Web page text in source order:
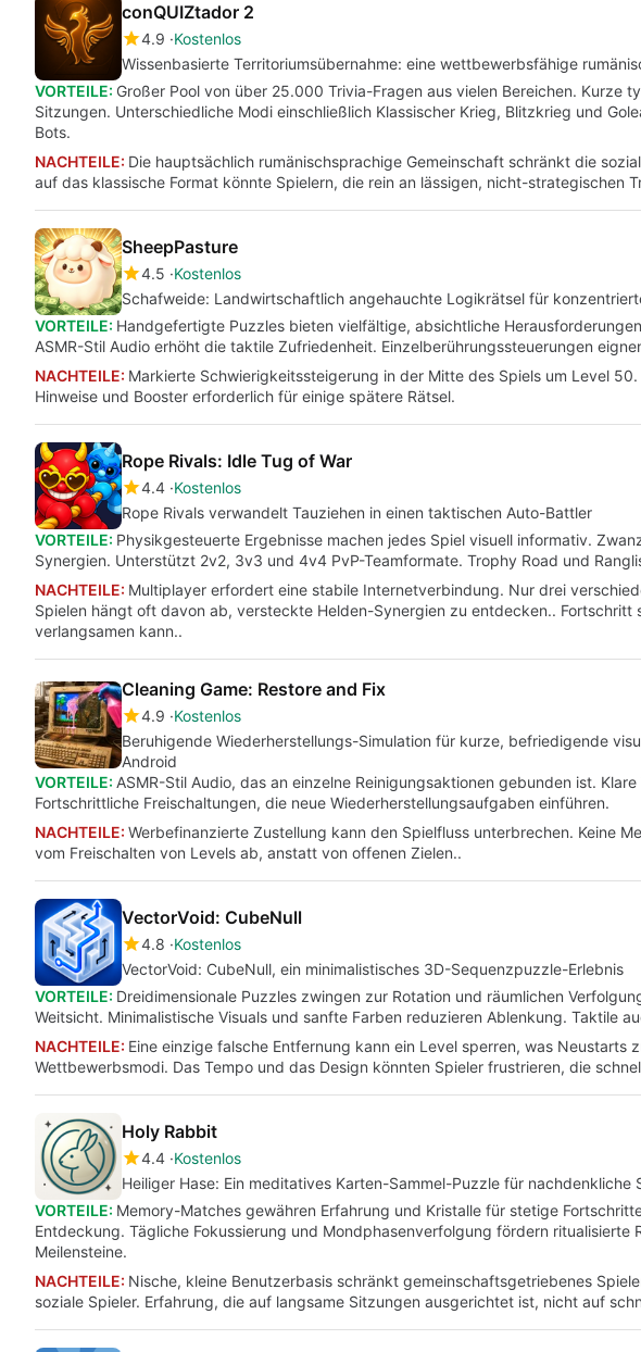
conQUIZtador 2
4.9 Kostenlos
Wissenbasierte Territoriumsübernahme: eine wettbewerbsfähige
VORTEILE: Großer Pool von über 25.000 Trivia-Fragen aus vielen Bereichen. Kurze
Sitzungen. Unterschiedliche Modi einschließlich Klassischer Krieg, Blitzkrieg und
Bots.
NACHTEILE: Die hauptsächlich rumänischsprachige Gemeinschaft schränkt die
auf das klassische Format könnte Spielern, die rein an lässigen, nicht-strategischen
SheepPasture
4.5 Kostenlos
Schafweide: Landwirtschaftlich angehauchte Logikrätsel für
VORTEILE: Handgefertigte Puzzles bieten vielfältige, absichtliche
ASMR-Stil Audio erhöht die taktile Zufriedenheit. Einzelberührungssteuerungen
NACHTEILE: Markierte Schwierigkeitssteigerung in der Mitte des Spiels um Level
Hinweise und Booster erforderlich für einige spätere Rätsel.
Rope Rivals: Idle Tug of War
4.4 Kostenlos
Rope Rivals verwandelt Tauziehen in einen taktischen Auto-Battler
VORTEILE: Physikgesteuerte Ergebnisse machen jedes Spiel visuell informativ.
Synergien. Unterstützt 2v2, 3v3 und 4v4 PvP-Teamformate. Trophy Road und
NACHTEILE: Multiplayer erfordert eine stabile Internetverbindung. Nur drei
Spielen hängt oft davon ab, versteckte Helden-Synergien zu entdecken..
verlangsamen kann..
Cleaning Game: Restore and Fix
4.9 Kostenlos
Beruhigende Wiederherstellungs-Simulation für kurze, befriedigende
Android
VORTEILE: ASMR-Stil Audio, das an einzelne Reinigungsaktionen gebunden ist.
Fortschrittliche Freischaltungen, die neue Wiederherstellungsaufgaben einführen.
NACHTEILE: Werbefinanzierte Zustellung kann den Spielfluss unterbrechen. Keine
vom Freischalten von Levels ab, anstatt von offenen Zielen..
VectorVoid: CubeNull
4.8 Kostenlos
VectorVoid: CubeNull, ein minimalistisches 3D-Sequenzpuzzle-Erlebnis
VORTEILE: Dreidimensionale Puzzles zwingen zur Rotation und räumlichen
Weitsicht. Minimalistische Visuals und sanfte Farben reduzieren Ablenkung. Taktile
NACHTEILE: Eine einzige falsche Entfernung kann ein Level sperren, was Neustarts
Wettbewerbsmodi. Das Tempo und das Design könnten Spieler frustrieren, die
Holy Rabbit
4.4 Kostenlos
Heiliger Hase: Ein meditatives Karten-Sammel-Puzzle für nachdenkliche
VORTEILE: Memory-Matches gewähren Erfahrung und Kristalle für stetige
Entdeckung. Tägliche Fokussierung und Mondphasenverfolgung fördern
Meilensteine.
NACHTEILE: Nische, kleine Benutzerbasis schränkt gemeinschaftsgetriebenes
soziale Spieler. Erfahrung, die auf langsame Sitzungen ausgerichtet ist, nicht auf